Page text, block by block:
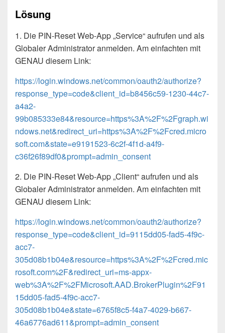
Lösung
1. Die PIN-Reset Web-App „Service“ aufrufen und als
Globaler Administrator anmelden. Am einfachten mit
GENAU diesem Link:
https://login.windows.net/common/oauth2/authorize?
response_type=code&client_id=b8456c59-1230-44c7-
a4a2-
99b085333e84&resource=https%3A%2F%2Fgraph.wi
ndows.net&redirect_uri=https%3A%2F%2Fcred.micro
soft.com&state=e9191523-6c2f-4f1d-a4f9-
c36f26f89df0&prompt=admin_consent
2. Die PIN-Reset Web-App „Client“ aufrufen und als
Globaler Administrator anmelden. Am einfachten mit
GENAU diesem Link:
https://login.windows.net/common/oauth2/authorize?
response_type=code&client_id=9115dd05-fad5-4f9c-
acc7-
305d08b1b04e&resource=https%3A%2F%2Fcred.mic
rosoft.com%2F&redirect_uri=ms-appx-
web%3A%2F%2FMicrosoft.AAD.BrokerPlugin%2F91
15dd05-fad5-4f9c-acc7-
305d08b1b04e&state=6765f8c5-f4a7-4029-b667-
46a6776ad611&prompt=admin_consent